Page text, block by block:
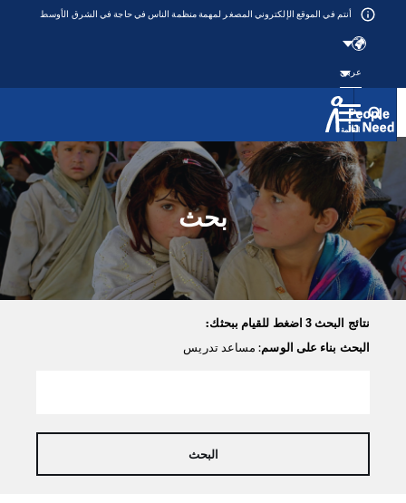
Přeskočit na obsah
أنتم في الموقع الإلكتروني المصغر لمهمة منظمة الناس في حاجة في الشرق الأوسط
عربي
القائمة
بحث
نتائج البحث 3 اضغط للقيام ببحثك:
البحث بناء على الوسم: مساعد تدريس